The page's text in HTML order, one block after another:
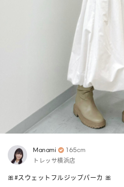
Manami 165cm
トレッサ横浜店
🎀#スウェットフルジップパーカ 🎀